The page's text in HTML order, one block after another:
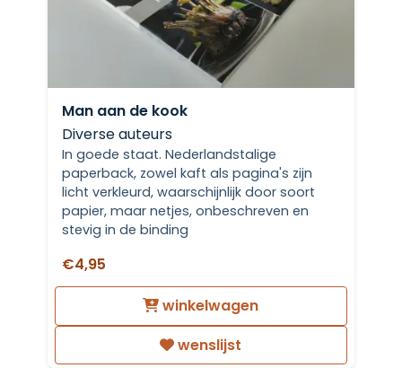
Man aan de kook
Diverse auteurs
In goede staat. Nederlandstalige
paperback, zowel kaft als pagina's zijn
licht verkleurd, waarschijnlijk door soort
papier, maar netjes, onbeschreven en
stevig in de binding
€4,95
winkelwagen
wenslijst